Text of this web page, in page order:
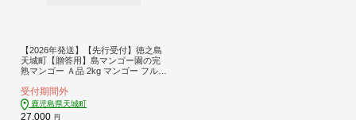
【2026年発送】【先行受付】徳之島
天城町【贈答用】島マンゴー園の完
熟マンゴー Ａ品 2kg マンゴー フルー
受付期間外
鹿児島県天城町
27,000 円